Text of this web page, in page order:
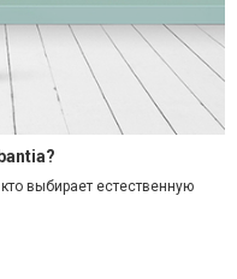
выбирает естественную